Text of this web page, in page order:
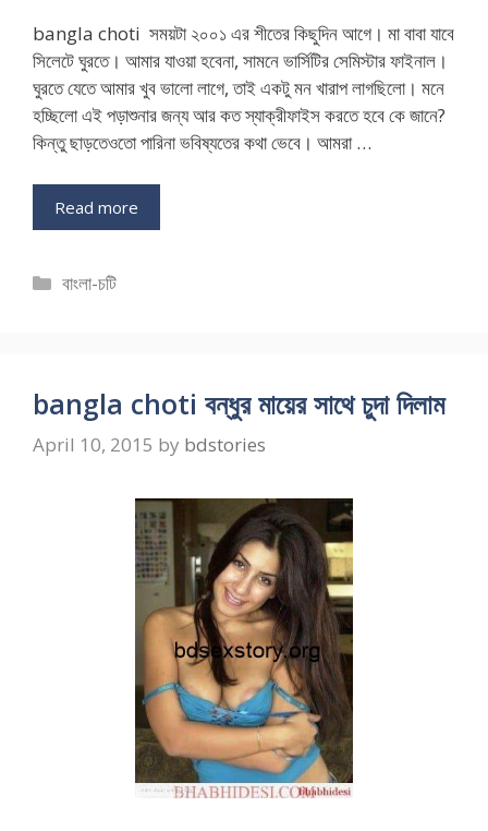
bangla choti সময়টা ২০০১ এর শীতের কিছুদিন আগে। মা বাবা যাবে
সিলেটে ঘুরতে। আমার যাওয়া হবেনা, সামনে ভার্সিটির সেমিস্টার ফাইনাল।
ঘুরতে যেতে আমার খুব ভালো লাগে, তাই একটু মন খারাপ লাগছিলো। মনে
হচ্ছিলো এই পড়াশুনার জন্য আর কত স্যাক্রীফাইস করতে হবে কে জানে?
কিন্তু ছাড়তেওতো পারিনা ভবিষ্যতের কথা ভেবে। আমরা …
Read more
Categories
বাংলা-চটি
bangla choti বন্ধুর মায়ের সাথে চুদা দিলাম
April 10, 2015 by bdstories